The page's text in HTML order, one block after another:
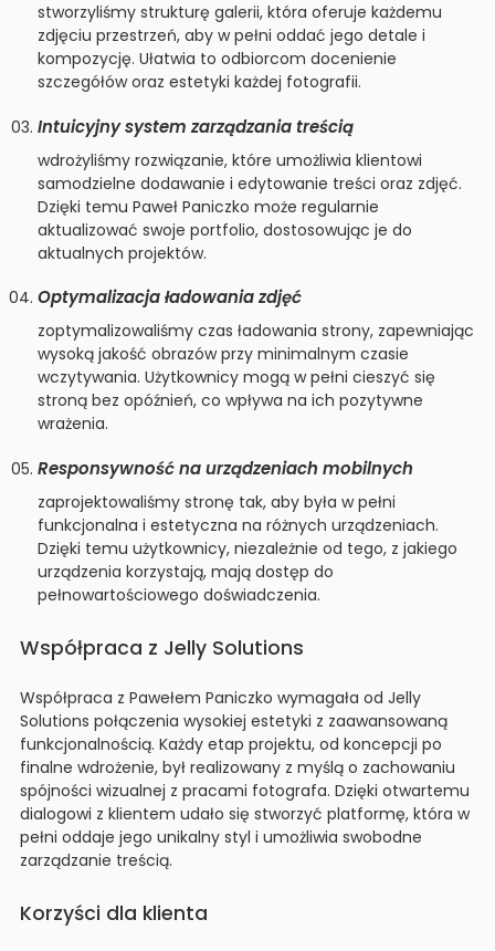
stworzyliśmy strukturę galerii, która oferuje każdemu
zdjęciu przestrzeń, aby w pełni oddać jego detale i
kompozycję. Ułatwia to odbiorcom docenienie
szczegółów oraz estetyki każdej fotografii.
Intuicyjny system zarządzania treścią
wdrożyliśmy rozwiązanie, które umożliwia klientowi
samodzielne dodawanie i edytowanie treści oraz zdjęć.
Dzięki temu Paweł Paniczko może regularnie
aktualizować swoje portfolio, dostosowując je do
aktualnych projektów.
Optymalizacja ładowania zdjęć
zoptymalizowaliśmy czas ładowania strony, zapewniając
wysoką jakość obrazów przy minimalnym czasie
wczytywania. Użytkownicy mogą w pełni cieszyć się
stroną bez opóźnień, co wpływa na ich pozytywne
wrażenia.
Responsywność na urządzeniach mobilnych
zaprojektowaliśmy stronę tak, aby była w pełni
funkcjonalna i estetyczna na różnych urządzeniach.
Dzięki temu użytkownicy, niezależnie od tego, z jakiego
urządzenia korzystają, mają dostęp do
pełnowartościowego doświadczenia.
Współpraca z Jelly Solutions
Współpraca z Pawełem Paniczko wymagała od Jelly
Solutions połączenia wysokiej estetyki z zaawansowaną
funkcjonalnością. Każdy etap projektu, od koncepcji po
finalne wdrożenie, był realizowany z myślą o zachowaniu
spójności wizualnej z pracami fotografa. Dzięki otwartemu
dialogowi z klientem udało się stworzyć platformę, która w
pełni oddaje jego unikalny styl i umożliwia swobodne
zarządzanie treścią.
Korzyści dla klienta